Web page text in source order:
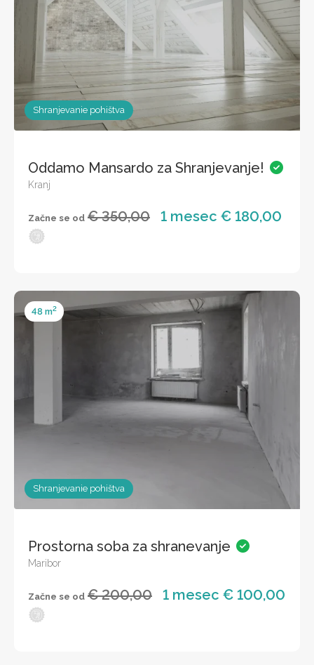
Shranjevanie pohištva
Oddamo Mansardo za Shranjevanje!
Kranj
Začne se od € 350,00 1 mesec € 180,00
48 m2
Shranjevanie pohištva
Prostorna soba za shranevanje
Maribor
Začne se od € 200,00 1 mesec € 100,00